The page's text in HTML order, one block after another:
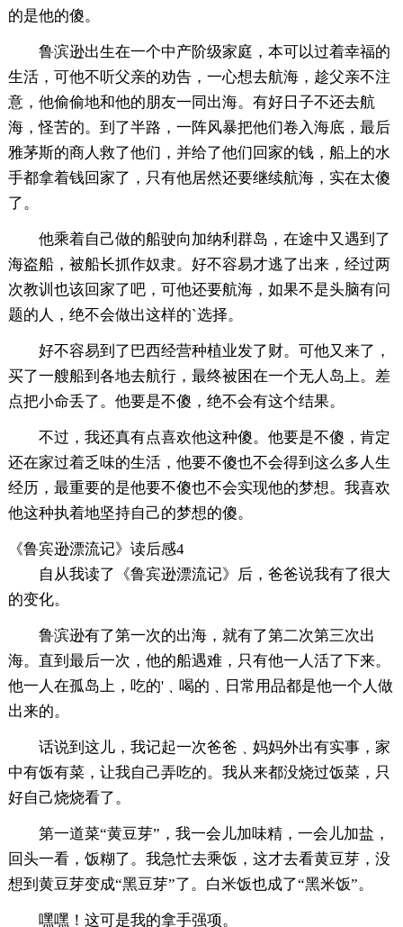
的是他的傻。
鲁滨逊出生在一个中产阶级家庭，本可以过着幸福的
生活，可他不听父亲的劝告，一心想去航海，趁父亲不注
意，他偷偷地和他的朋友一同出海。有好日子不还去航
海，怪苦的。到了半路，一阵风暴把他们卷入海底，最后
雅茅斯的商人救了他们，并给了他们回家的钱，船上的水
手都拿着钱回家了，只有他居然还要继续航海，实在太傻
了。
他乘着自己做的船驶向加纳利群岛，在途中又遇到了
海盗船，被船长抓作奴隶。好不容易才逃了出来，经过两
次教训也该回家了吧，可他还要航海，如果不是头脑有问
题的人，绝不会做出这样的`选择。
好不容易到了巴西经营种植业发了财。可他又来了，
买了一艘船到各地去航行，最终被困在一个无人岛上。差
点把小命丢了。他要是不傻，绝不会有这个结果。
不过，我还真有点喜欢他这种傻。他要是不傻，肯定
还在家过着乏味的生活，他要不傻也不会得到这么多人生
经历，最重要的是他要不傻也不会实现他的梦想。我喜欢
他这种执着地坚持自己的梦想的傻。
《鲁宾逊漂流记》读后感4
自从我读了《鲁宾逊漂流记》后，爸爸说我有了很大
的变化。
鲁滨逊有了第一次的出海，就有了第二次第三次出
海。直到最后一次，他的船遇难，只有他一人活了下来。
他一人在孤岛上，吃的'﹑喝的﹑日常用品都是他一个人做
出来的。
话说到这儿，我记起一次爸爸﹑妈妈外出有实事，家
中有饭有菜，让我自己弄吃的。我从来都没烧过饭菜，只
好自己烧烧看了。
第一道菜“黄豆芽”，我一会儿加味精，一会儿加盐，
回头一看，饭糊了。我急忙去乘饭，这才去看黄豆芽，没
想到黄豆芽变成“黑豆芽”了。白米饭也成了“黑米饭”。
嘿嘿！这可是我的拿手强项。